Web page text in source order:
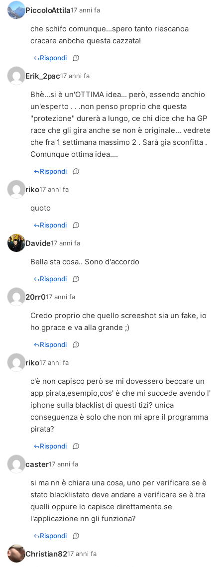
PiccoloAttila17 anni fa
che schifo comunque...spero tanto riescanoa
cracare anbche questa cazzata!
Rispondi
Erik_2pac17 anni fa
Bhè...si è un'OTTIMA idea... però, essendo anchio
un'esperto . . .non penso proprio che questa
"protezione" durerà a lungo, ce chi dice che ha GP
race che gli gira anche se non è originale... vedrete
che fra 1 settimana massimo 2 . Sarà gia sconfitta .
Comunque ottima idea....
Rispondi
riko17 anni fa
quoto
Rispondi
Davide17 anni fa
Bella sta cosa.. Sono d'accordo
Rispondi
20rr017 anni fa
Credo proprio che quello screeshot sia un fake, io
ho gprace e va alla grande ;)
Rispondi
riko17 anni fa
c'è non capisco però se mi dovessero beccare un
app pirata,esempio,cos' è che mi succede avendo l'
iphone sulla blacklist di questi tizi? unica
conseguenza è solo che non mi apre il programma
pirata?
Rispondi
caster17 anni fa
si ma nn è chiara una cosa, uno per verificare se è
stato blacklistato deve andare a verificare se è tra
quelli oppure lo capisce direttamente se
l'applicazione nn gli funziona?
Rispondi
Christian8217 anni fa